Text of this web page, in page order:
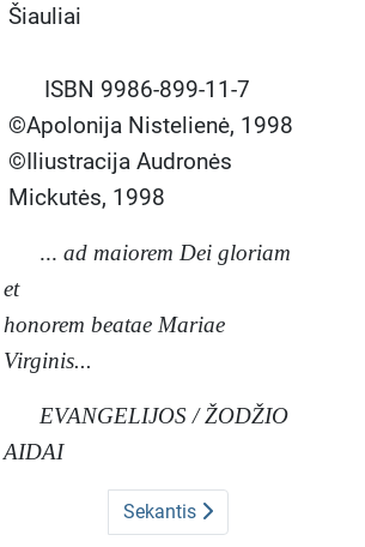
Šiauliai
ISBN 9986-899-11-7
©Apolonija Nistelienė, 1998
©Iliustracija Audronės
Mickutės, 1998
... ad maiorem Dei gloriam
et
honorem beatae Mariae
Virginis...
EVANGELIJOS / ŽODŽIO
AIDAI
Sekantis